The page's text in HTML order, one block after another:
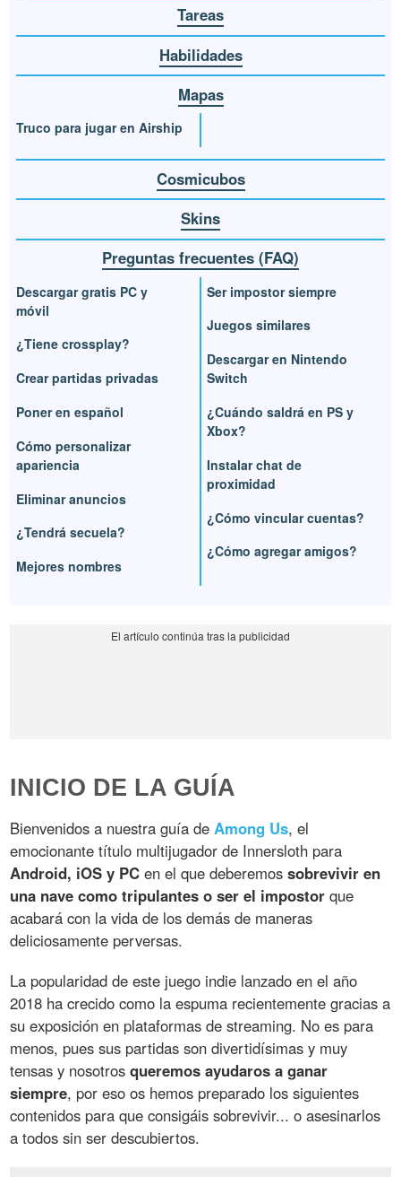
Tareas
Habilidades
Mapas
Truco para jugar en Airship
Cosmicubos
Skins
Preguntas frecuentes (FAQ)
Descargar gratis PC y
móvil
¿Tiene crossplay?
Crear partidas privadas
Poner en español
Cómo personalizar
apariencia
Eliminar anuncios
¿Tendrá secuela?
Mejores nombres
Ser impostor siempre
Juegos similares
Descargar en Nintendo
Switch
¿Cuándo saldrá en PS y
Xbox?
Instalar chat de
proximidad
¿Cómo vincular cuentas?
¿Cómo agregar amigos?
INICIO DE LA GUÍA
Bienvenidos a nuestra guía deAmong Us, el
emocionante título multijugador de Innersloth para
Android, iOS y PC en el que deberemossobrevivir en
una nave como tripulantes o ser el impostor que
acabará con la vida de los demás de maneras
deliciosamente perversas.
La popularidad de este juego indie lanzado en el año
2018 ha crecido como la espuma recientemente gracias a
su exposición en plataformas de streaming. No es para
menos, pues sus partidas son divertidísimas y muy
tensas y nosotrosqueremos ayudaros a ganar
siempre, por eso os hemos preparado los siguientes
contenidos para que consigáis sobrevivir... o asesinarlos
a todos sin ser descubiertos.